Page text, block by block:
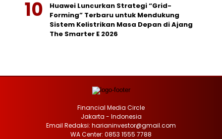
Huawei Luncurkan Strategi “Grid-
Forming” Terbaru untuk Mendukung
Sistem Kelistrikan Masa Depan di Ajang
The Smarter E 2026
Financial Media Circle
Jakarta - Indonesia
Email Redaksi: harianinvestor@gmail.com
WA Center: 0853 1555 7788